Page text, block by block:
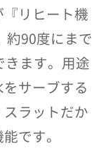
リヒート機
約90度にまで
きます。用途
サーブする
スラットだか
です。